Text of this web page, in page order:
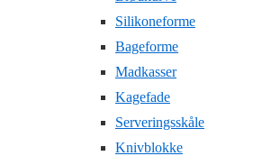
Silikoneforme
Bageforme
Madkasser
Kagefade
Serveringsskåle
Knivblokke